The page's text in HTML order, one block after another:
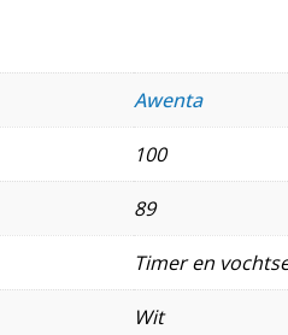
Awenta
100
89
Timer en
Wit